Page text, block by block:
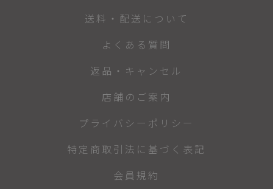
送料・配送について
よくある質問
返品・キャンセル
店舗のご案内
プライバシーポリシー
特定商取引法に基づく表記
会員規約